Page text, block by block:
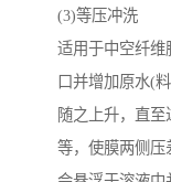
(3)等压冲洗
适用于中空纤维
口并增加原水(
随之上升，直
等，使膜两侧压